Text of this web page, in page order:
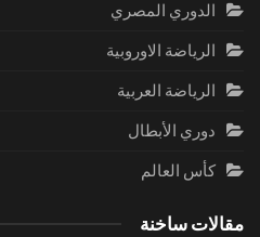
الدوري المصري
الرياضة الاوروبية
الرياضة العربية
دوري الأبطال
كأس العالم
مقالات ساخنة